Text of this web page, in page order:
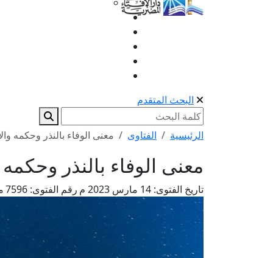
البحث المتقدم
الرئيسية الفتاوى معنى الوفاء بالنذر وحكمه
معنى الوفاء بالنذر
تاريخ الفتوى: رقم الفتوى: